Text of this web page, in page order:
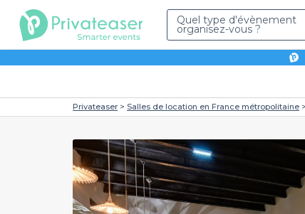
Quel type d'évènement
organisez-vous ?
Privateaser Salles de location en France métropolitaine